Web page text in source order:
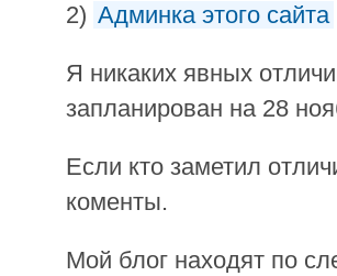
2) Админка этого сайта
Я никаких явных
запланирован на 28
Если кто заметил
коменты.
Мой блог находят по